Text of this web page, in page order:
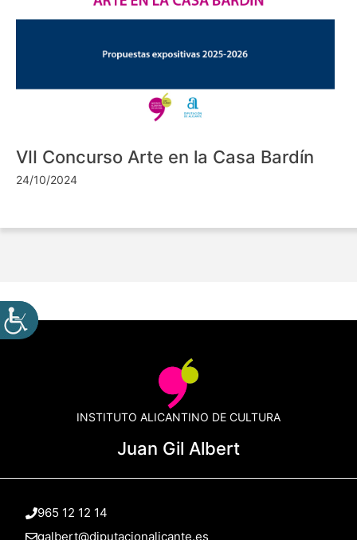
VII Concurso Arte en la Casa Bardín
24/10/2024
INSTITUTO ALICANTINO DE CULTURA
Juan Gil Albert
965 12 12 14
galbert@diputacionalicante.es